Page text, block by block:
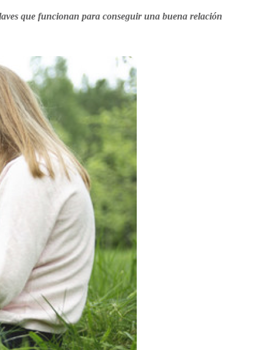
que funcionan para conseguir una buena relación